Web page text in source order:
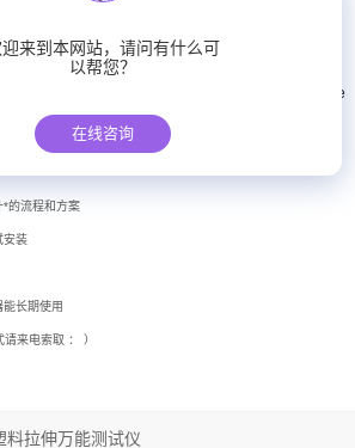
： ±0.5%以内；
：±0.5%以内
电子限位保护，紧急停止键 Safeguard stroke
： 约45kg
*的流程和方案
安装
长期使用
来电索取 ： ）
来到本网站，请问有什么可
以帮您？
在线咨询